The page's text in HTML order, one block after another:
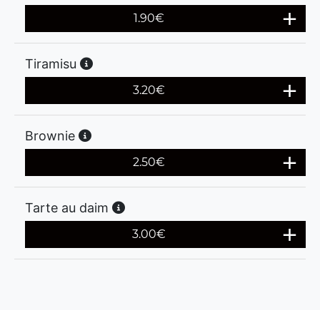
1.90€
Tiramisu
3.20€
Brownie
2.50€
Tarte au daim
3.00€